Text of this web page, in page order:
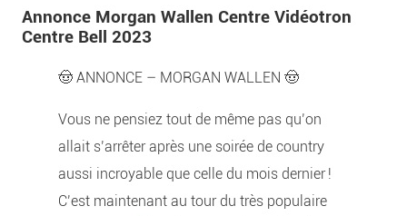
Annonce Morgan Wallen Centre Vidéotron
Centre Bell 2023
🤠 ANNONCE – MORGAN WALLEN 🤠
Vous ne pensiez tout de même pas qu’on
allait s’arrêter après une soirée de country
aussi incroyable que celle du mois dernier !
C’est maintenant au tour du très populaire